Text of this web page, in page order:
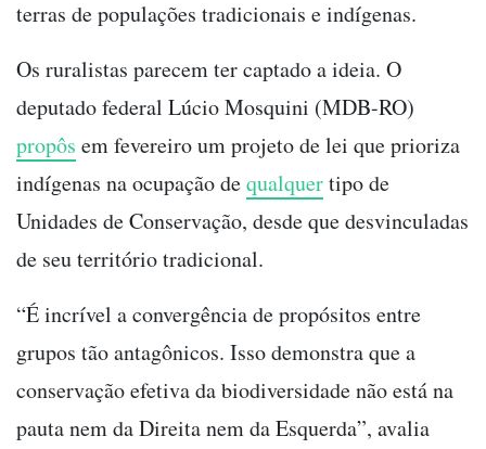
terras de populações tradicionais e indígenas.
Os ruralistas parecem ter captado a ideia. O
deputado federal Lúcio Mosquini (MDB-RO)
propôs em fevereiro um projeto de lei que prioriza
indígenas na ocupação dequalquertipo de
Unidades de Conservação, desde que desvinculadas
de seu território tradicional.
“É incrível a convergência de propósitos entre
grupos tão antagônicos. Isso demonstra que a
conservação efetiva da biodiversidade não está na
pauta nem da Direita nem da Esquerda”, avalia